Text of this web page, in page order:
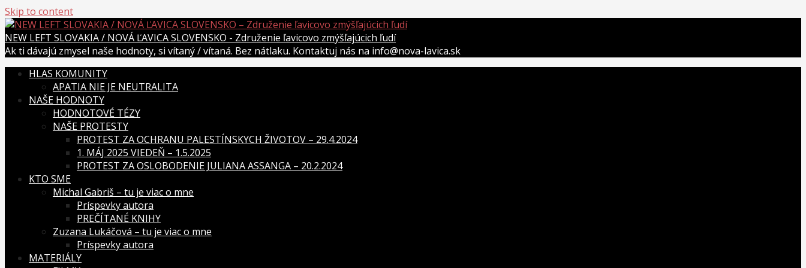
Skip to content
NEW LEFT SLOVAKIA / NOVÁ ĽAVICA SLOVENSKO - Združenie ľavicovo zmýšľajúcich ľudí
Ak ti dávajú zmysel naše hodnoty, si vítaný / vítaná. Bez nátlaku. Kontaktuj nás na info@nova-lavica.sk
HLAS KOMUNITY
APATIA NIE JE NEUTRALITA
NAŠE HODNOTY
HODNOTOVÉ TÉZY
NAŠE PROTESTY
PROTEST ZA OCHRANU PALESTÍNSKYCH ŽIVOTOV – 29.4.2024
1. MÁJ 2025 VIEDEŇ – 1.5.2025
PROTEST ZA OSLOBODENIE JULIANA ASSANGA – 20.2.2024
KTO SME
Michal Gabriš – tu je viac o mne
Príspevky autora
PREČÍTANÉ KNIHY
Zuzana Lukáčová – tu je viac o mne
Príspevky autora
MATERIÁLY